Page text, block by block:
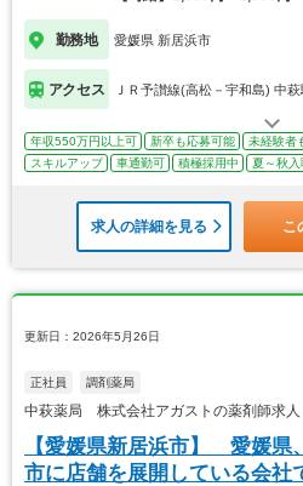
勤務地 愛媛県 新居浜市
アクセス ＪＲ予讃線(高松－宇和島) 中萩
年収550万円以上可 新卒も応募可能 未経験者
スキルアップ
車通勤可 積極採用中 夏～秋入
求人の詳細を見る こ
更新日：2026年5月26日
正社員 調剤薬局
中萩薬局 株式会社アガストの薬剤師求人
【愛媛県新居浜市】 愛媛県
市に店舗を展開している会社